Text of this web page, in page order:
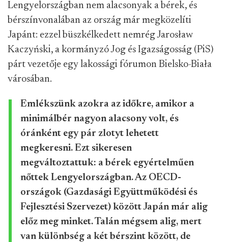
Lengyelországban nem alacsonyak a bérek, és
bérszínvonalában az ország már megközelíti
Japánt: ezzel büszkélkedett nemrég Jarosław
Kaczyński, a kormányzó Jog és Igazságosság (PiS)
párt vezetője egy lakossági fórumon Bielsko-Biała
városában.
Emlékszünk azokra az időkre, amikor a
minimálbér nagyon alacsony volt, és
óránként egy pár zlotyt lehetett
megkeresni. Ezt sikeresen
megváltoztattuk: a bérek egyértelműen
nőttek Lengyelországban. Az OECD-
országok (Gazdasági Együttműködési és
Fejlesztési Szervezet) között Japán már alig
előz meg minket. Talán mégsem alig, mert
van különbség a két bérszint között, de